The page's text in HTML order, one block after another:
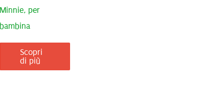
Minnie, per
bambina
Scopri
di più